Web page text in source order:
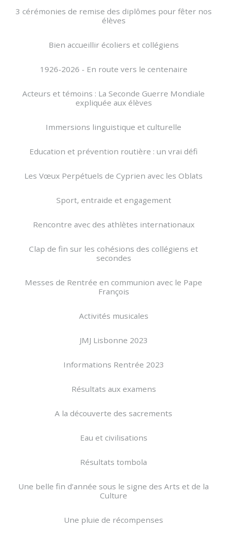
3 cérémonies de remise des diplômes pour fêter nos
élèves
Bien accueillir écoliers et collégiens
1926-2026 - En route vers le centenaire
Acteurs et témoins : La Seconde Guerre Mondiale
expliquée aux élèves
Immersions linguistique et culturelle
Education et prévention routière : un vrai défi
Les Vœux Perpétuels de Cyprien avec les Oblats
Sport, entraide et engagement
Rencontre avec des athlètes internationaux
Clap de fin sur les cohésions des collégiens et
secondes
Messes de Rentrée en communion avec le Pape
François
Activités musicales
JMJ Lisbonne 2023
Informations Rentrée 2023
Résultats aux examens
A la découverte des sacrements
Eau et civilisations
Résultats tombola
Une belle fin d’année sous le signe des Arts et de la
Culture
Une pluie de récompenses